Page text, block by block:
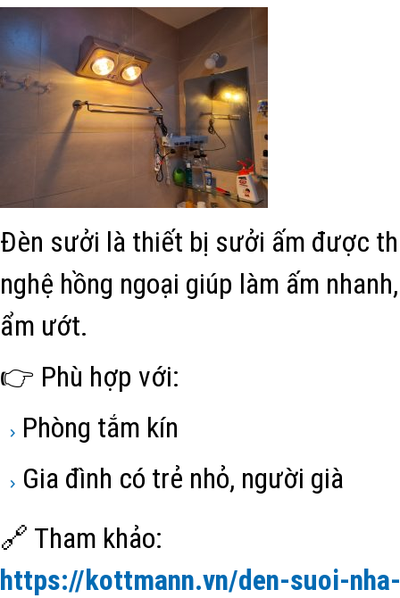
Đèn sưởi là thiết bị sưởi ấm được
nghệ hồng ngoại giúp làm ấm
ẩm ướt.
👉 Phù hợp với:
Phòng tắm kín
Gia đình có trẻ nhỏ, người già
🔗 Tham khảo:
https://kottmann.vn/den-suoi-